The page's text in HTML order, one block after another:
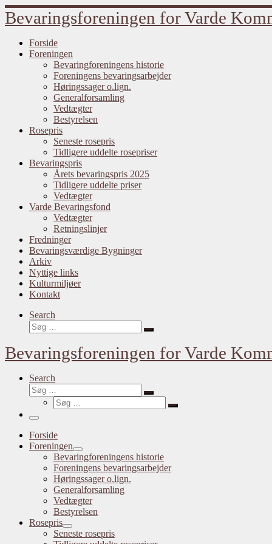
Fortsæt
til
Bevaringsforeningen for Varde
Forside
Foreningen
Bevaringforeningens historie
Foreningens bevaringsarbejder
Høringssager o.lign.
Generalforsamling
Vedtægter
Bestyrelsen
Rosepris
Seneste rosepris
Tidligere uddelte rosepriser
Bevaringspris
Årets bevaringspris 2025
Tidligere uddelte priser
Vedtægter
Varde Bevaringsfond
Vedtægter
Retningslinjer
Fredninger
Bevaringsværdige Bygninger
Arkiv
Nyttige links
Kulturmiljøer
Kontakt
Search
Søg
Søg
Bevaringsforeningen for Varde
Search
Søg
Søg
Søg
Søg
Menu
Forside
Foreningen
Bevaringforeningens historie
Foreningens bevaringsarbejder
Høringssager o.lign.
Generalforsamling
Vedtægter
Bestyrelsen
Rosepris
Seneste rosepris